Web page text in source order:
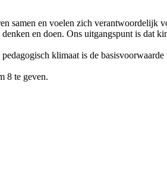
samen en voelen zich verantwoordelijk
en doen. Ons uitgangspunt is dat
klimaat is de
8 te geven.